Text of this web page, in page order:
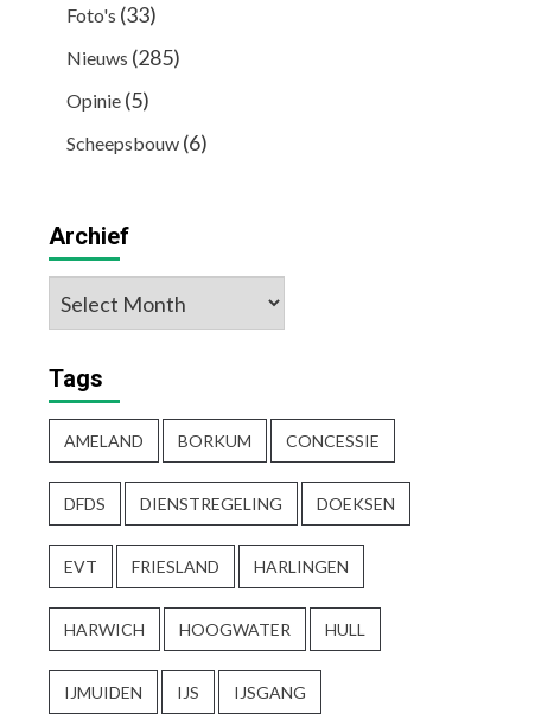
Foto's (33)
Nieuws (285)
Opinie (5)
Scheepsbouw (6)
Archief
Archief
Tags
AMELAND BORKUM CONCESSIE
DFDS DIENSTREGELING DOEKSEN
EVT FRIESLAND HARLINGEN
HARWICH HOOGWATER HULL
IJMUIDEN IJS IJSGANG